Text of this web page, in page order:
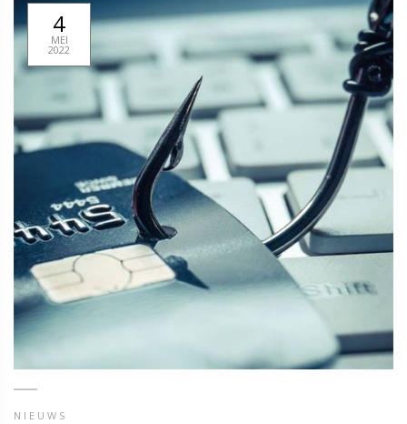
4
MEI
2022
NIEUWS